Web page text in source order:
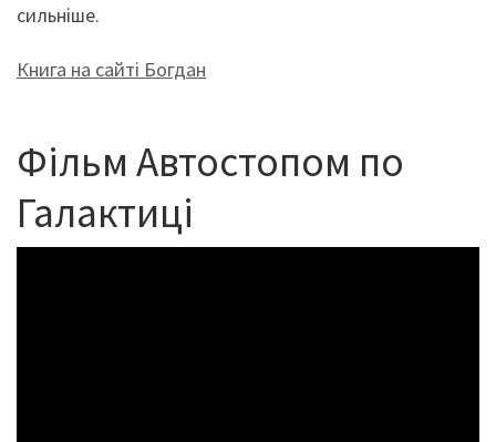
сильніше.
Книга на сайті Богдан
Фільм Автостопом по
Галактиці